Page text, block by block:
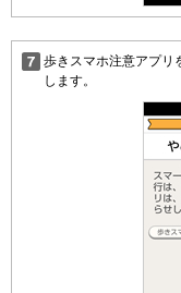
歩きスマホ注意アプリ
します。